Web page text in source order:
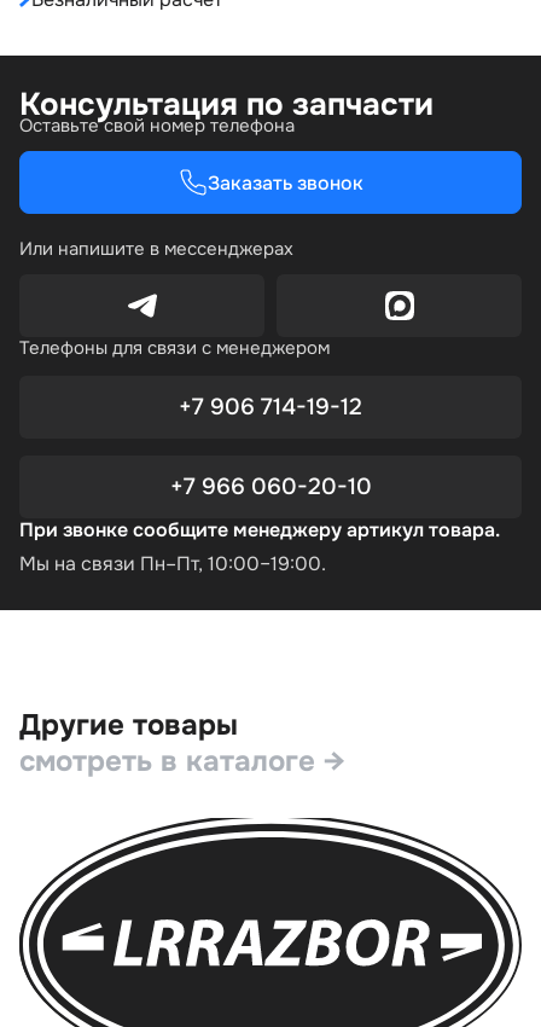
Консультация по запчасти
Оставьте свой номер телефона
Заказать звонок
Или напишите в мессенджерах
Телефоны для связи с менеджером
+7 906 714-19-12
+7 966 060-20-10
При звонке сообщите менеджеру артикул товара.
Мы на связи Пн–Пт, 10:00–19:00.
Другие товары
смотреть в каталоге →